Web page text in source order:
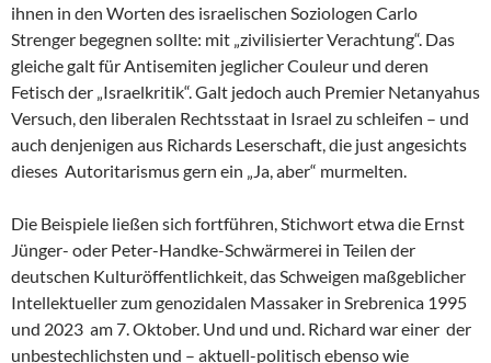
ihnen in den Worten des israelischen Soziologen Carlo
Strenger begegnen sollte: mit „zivilisierter Verachtung“. Das
gleiche galt für Antisemiten jeglicher Couleur und deren
Fetisch der „Israelkritik“. Galt jedoch auch Premier Netanyahus
Versuch, den liberalen Rechtsstaat in Israel zu schleifen – und
auch denjenigen aus Richards Leserschaft, die just angesichts
dieses Autoritarismus gern ein „Ja, aber“ murmelten.
Die Beispiele ließen sich fortführen, Stichwort etwa die Ernst
Jünger- oder Peter-Handke-Schwärmerei in Teilen der
deutschen Kulturöffentlichkeit, das Schweigen maßgeblicher
Intellektueller zum genozidalen Massaker in Srebrenica 1995
und 2023 am 7. Oktober. Und und und. Richard war einer der
unbestechlichsten und – aktuell-politisch ebenso wie